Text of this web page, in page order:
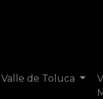
Valle de Toluca